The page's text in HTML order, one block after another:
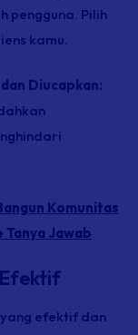
pengguna. Pilih
kamu.
Diucapkan:
Komunitas
Jawab
efektif dan